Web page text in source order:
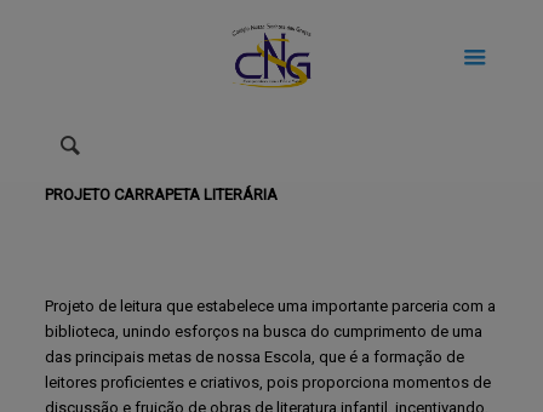
PROJETO CARRAPETA LITERÁRIA
Projeto de leitura que estabelece uma importante parceria com a
biblioteca, unindo esforços na busca do cumprimento de uma
das principais metas de nossa Escola, que é a formação de
leitores proficientes e criativos, pois proporciona momentos de
discussão e fruição de obras de literatura infantil, incentivando,